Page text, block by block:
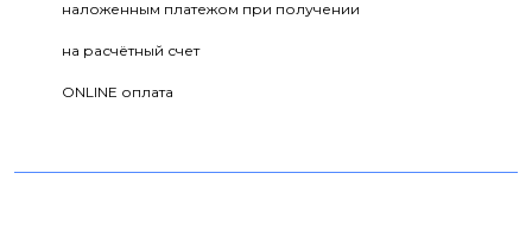
наложенным платежом при получении
на расчётный счет
ONLINE оплата